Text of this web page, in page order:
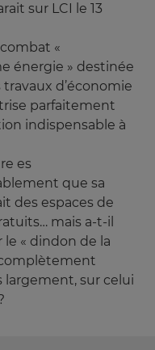
sur LCI le 13
«
énergie » destinée
d’économie
parfaitement
indispensable à
es
que sa
des espaces de
mais a-t-il
« dindon de la
largement, sur celui